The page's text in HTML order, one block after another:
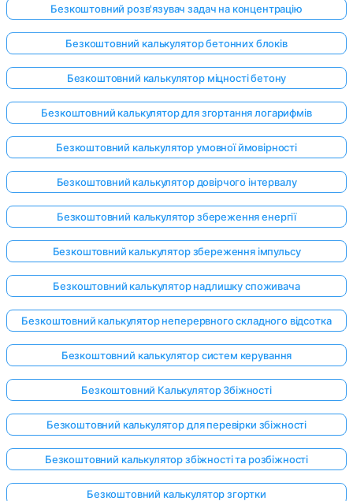
Безкоштовний розв'язувач задач на концентрацію
Безкоштовний калькулятор бетонних блоків
Безкоштовний калькулятор міцності бетону
Безкоштовний калькулятор для згортання логарифмів
Безкоштовний калькулятор умовної ймовірності
Безкоштовний калькулятор довірчого інтервалу
Безкоштовний калькулятор збереження енергії
Безкоштовний калькулятор збереження імпульсу
Безкоштовний калькулятор надлишку споживача
Безкоштовний калькулятор неперервного складного відсотка
Безкоштовний калькулятор систем керування
Безкоштовний Калькулятор Збіжності
Безкоштовний калькулятор для перевірки збіжності
Безкоштовний калькулятор збіжності та розбіжності
Безкоштовний калькулятор згортки